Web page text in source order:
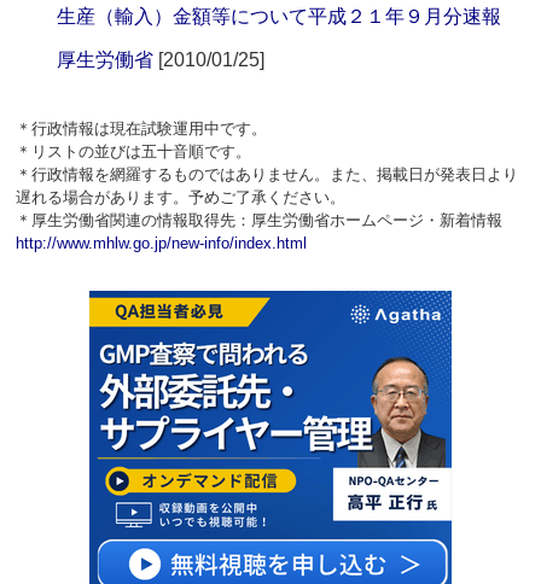
生産（輸入）金額等について平成２１年９月分速報
厚生労働省 [2010/01/25]
＊行政情報は現在試験運用中です。
＊リストの並びは五十音順です。
＊行政情報を網羅するものではありません。また、掲載日が発表日より
遅れる場合があります。予めご了承ください。
＊厚生労働省関連の情報取得先：厚生労働省ホームページ・新着情報
http://www.mhlw.go.jp/new-info/index.html